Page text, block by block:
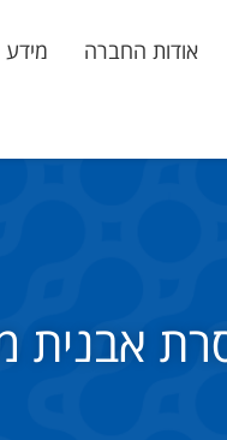
אודות החברה מידע
אבנית